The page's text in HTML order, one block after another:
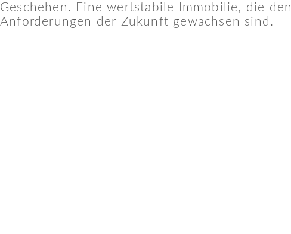
Geschehen. Eine wertstabile Immobilie, die den
Anforderungen der Zukunft gewachsen sind.